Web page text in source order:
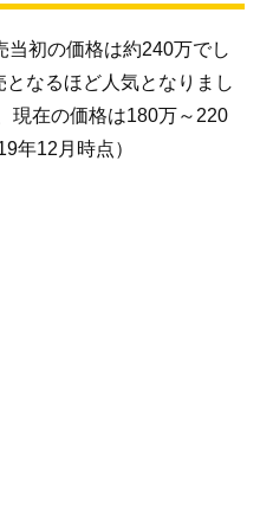
初の価格は約240万でし
なるほど人気となりまし
現在の価格は180万～220
年12月時点）